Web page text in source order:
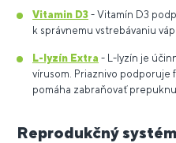
Vitamin D3 - Vitamín D3
k správnemu vstrebávaniu
L-lyzín Extra - L-lyzín je
vírusom. Priaznivo podporuje
pomáha zabraňovať
Reprodukčný systém